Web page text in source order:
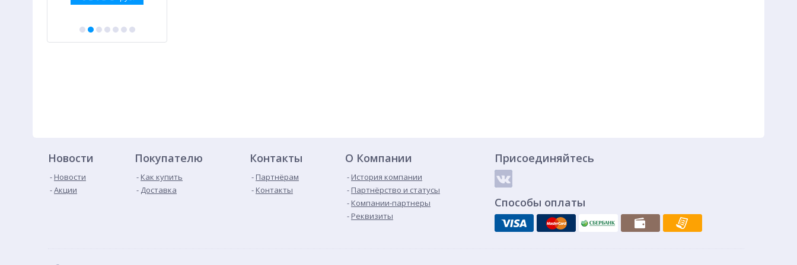
Новости
Новости
Акции
Покупателю
Как купить
Доставка
Контакты
Партнёрам
Контакты
О Компании
История компании
Партнёрство и статусы
Компании-партнеры
Реквизиты
Присоединяйтесь
Способы оплаты